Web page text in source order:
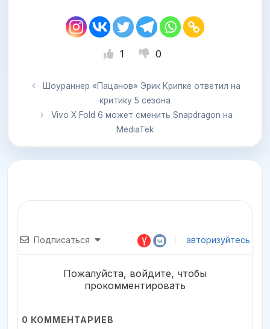
1 0
Шоураннер «Пацанов» Эрик Крипке ответил на
критику 5 сезона
Vivo X Fold 6 может сменить Snapdragon на
MediaTek
Подписаться авторизуйтесь
Пожалуйста, войдите, чтобы
прокомментировать
0 КОММЕНТАРИЕВ